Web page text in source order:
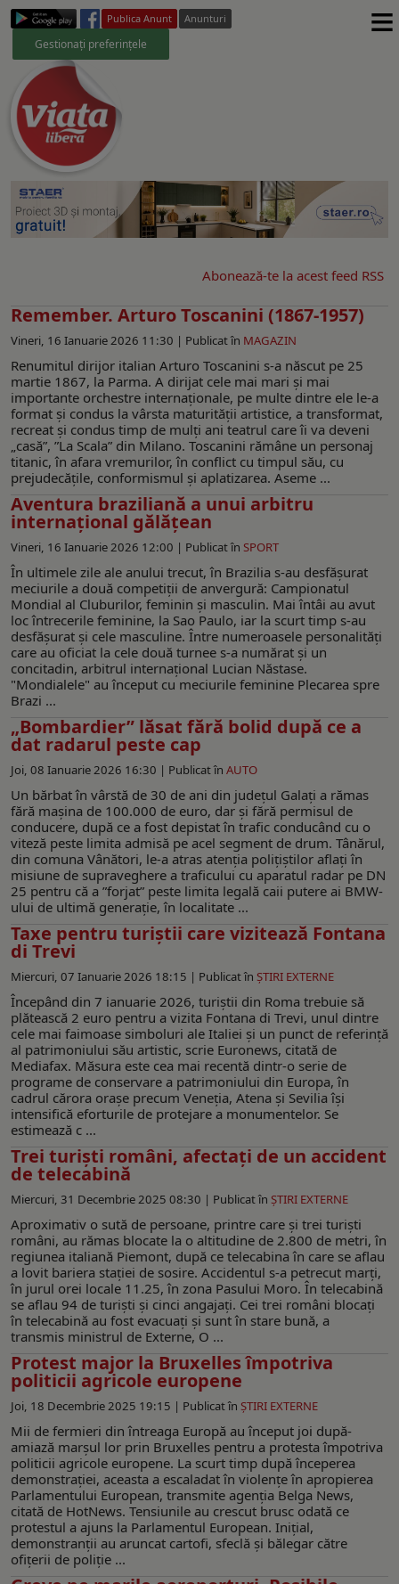
Publica Anunt Anunturi
Gestionați preferințele ≡
Abonează-te la acest feed RSS
Remember. Arturo Toscanini (1867-1957)
Vineri, 16 Ianuarie 2026 11:30 | Publicat în MAGAZIN
Renumitul dirijor italian Arturo Toscanini s-a născut pe 25
martie 1867, la Parma. A dirijat cele mai mari şi mai
importante orchestre internaţionale, pe multe dintre ele le-a
format şi condus la vârsta maturităţii artistice, a transformat,
recreat şi condus timp de mulţi ani teatrul care îi va deveni
„casă”, ”La Scala” din Milano. Toscanini rămâne un personaj
titanic, în afara vremurilor, în conflict cu timpul său, cu
prejudecăţile, conformismul şi aplatizarea. Aseme ...
Aventura braziliană a unui arbitru
internațional gălățean
Vineri, 16 Ianuarie 2026 12:00 | Publicat în SPORT
În ultimele zile ale anului trecut, în Brazilia s-au desfășurat
meciurile a două competiții de anvergură: Campionatul
Mondial al Cluburilor, feminin și masculin. Mai întâi au avut
loc întrecerile feminine, la Sao Paulo, iar la scurt timp s-au
desfăşurat și cele masculine. Între numeroasele personalități
care au oficiat la cele două turnee s-a numărat și un
concitadin, arbitrul internațional Lucian Năstase.
"Mondialele" au început cu meciurile feminine Plecarea spre
Brazi ...
„Bombardier” lăsat fără bolid după ce a
dat radarul peste cap
Joi, 08 Ianuarie 2026 16:30 | Publicat în AUTO
Un bărbat în vârstă de 30 de ani din județul Galați a rămas
fără mașina de 100.000 de euro, dar și fără permisul de
conducere, după ce a fost depistat în trafic conducând cu o
viteză peste limita admisă pe acel segment de drum. Tânărul,
din comuna Vânători, le-a atras atenția polițiștilor aflați în
misiune de supraveghere a traficului cu aparatul radar pe DN
25 pentru că a ”forjat” peste limita legală caii putere ai BMW-
ului de ultimă generație, în localitate ...
Taxe pentru turiștii care vizitează Fontana
di Trevi
Miercuri, 07 Ianuarie 2026 18:15 | Publicat în ŞTIRI EXTERNE
Începând din 7 ianuarie 2026, turiștii din Roma trebuie să
plătească 2 euro pentru a vizita Fontana di Trevi, unul dintre
cele mai faimoase simboluri ale Italiei și un punct de referință
al patrimoniului său artistic, scrie Euronews, citată de
Mediafax. Măsura este cea mai recentă dintr-o serie de
programe de conservare a patrimoniului din Europa, în
cadrul cărora orașe precum Veneția, Atena și Sevilia își
intensifică eforturile de protejare a monumentelor. Se
estimează c ...
Trei turişti români, afectați de un accident
de telecabină
Miercuri, 31 Decembrie 2025 08:30 | Publicat în ŞTIRI EXTERNE
Aproximativ o sută de persoane, printre care şi trei turişti
români, au rămas blocate la o altitudine de 2.800 de metri, în
regiunea italiană Piemont, după ce telecabina în care se aflau
a lovit bariera stației de sosire. Accidentul s-a petrecut marți,
în jurul orei locale 11.25, în zona Pasului Moro. În telecabină
se aflau 94 de turiști și cinci angajați. Cei trei români blocați
în telecabină au fost evacuați și sunt în stare bună, a
transmis ministrul de Externe, O ...
Protest major la Bruxelles împotriva
politicii agricole europene
Joi, 18 Decembrie 2025 19:15 | Publicat în ŞTIRI EXTERNE
Mii de fermieri din întreaga Europă au început joi după-
amiază marșul lor prin Bruxelles pentru a protesta împotriva
politicii agricole europene. La scurt timp după începerea
demonstrației, aceasta a escaladat în violențe în apropierea
Parlamentului European, transmite agenția Belga News,
citată de HotNews. Tensiunile au crescut brusc odată ce
protestul a ajuns la Parlamentul European. Inițial,
demonstranții au aruncat cartofi, sfeclă și bălegar către
ofițerii de poliție ...